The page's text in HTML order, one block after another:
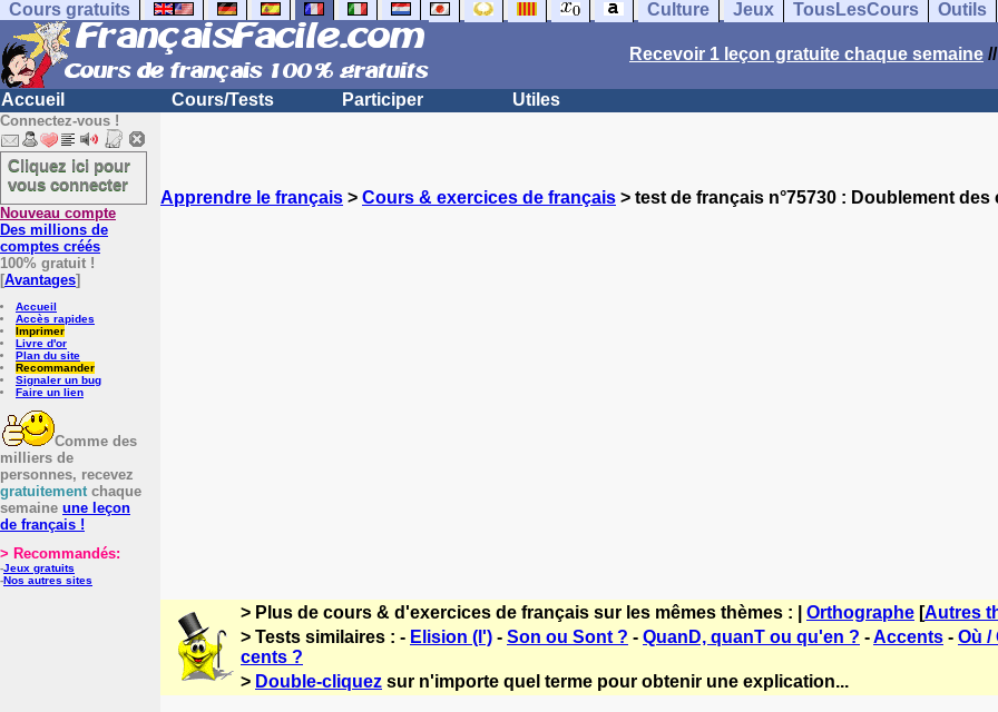
Cours gratuits Culture Jeux TousLesCours Outils
Recevoir 1 leçon gratuite chaque semaine //
Accueil Cours/Tests Participer Utiles
Connectez-vous !
Cliquez ici pour
vous connecter
Nouveau compte
Des millions de
comptes créés
100% gratuit !
[Avantages]
Accueil
Accès rapides
Imprimer
Livre d'or
Plan du site
Recommander
Signaler un bug
Faire un lien
Comme des
milliers de
personnes, recevez
gratuitementchaque
semaine une leçon
de français !
> Recommandés:
-Jeux gratuits
-Nos autres sites
Apprendre le français > Cours & exercices de français > test de français n°75730 : Doublement
> Plus de cours & d'exercices de français sur les mêmes thèmes : | Orthographe [Autres
> Tests similaires : - Elision (l') - Son ou Sont ? - QuanD, quanT ou qu'en ? -Accents - Où /
cents ?
> Double-cliquez sur n'importe quel terme pour obtenir une explication...